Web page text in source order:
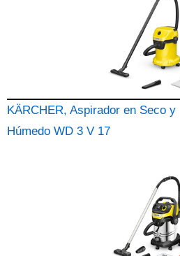
KÄRCHER, Aspirador en Seco y
Húmedo WD 3 V 17